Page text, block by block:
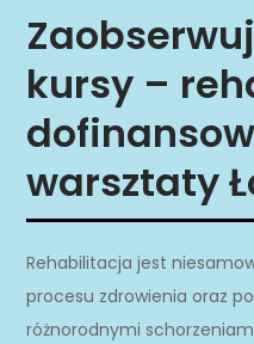
kursy –
warsztaty
Rehabilitacja jest
procesu zdrowienia oraz
różnorodnymi